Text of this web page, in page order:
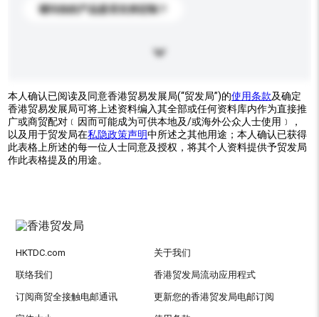
请问你的产品是否支持定制？
本人确认已阅读及同意香港贸易发展局(“贸发局”)的使用条款及确定
香港贸易发展局可将上述资料编入其全部或任何资料库内作为直接推
广或商贸配对﹝因而可能成为可供本地及/或海外公众人士使用﹞，
以及用于贸发局在私隐政策声明中所述之其他用途；本人确认已获得
此表格上所述的每一位人士同意及授权，将其个人资料提供予贸发局
作此表格提及的用途。
HKTDC.com 关于我们
联络我们 香港贸发局流动应用程式
订阅商贸全接触电邮通讯 更新您的香港贸发局电邮订阅